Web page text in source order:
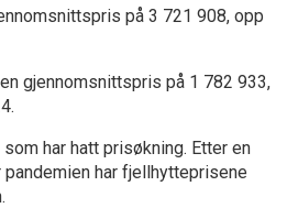
på 3 721 908, opp
gjennomsnittspris på 1 782 933,
har hatt prisøkning. Etter en
pandemien har fjellhytteprisene